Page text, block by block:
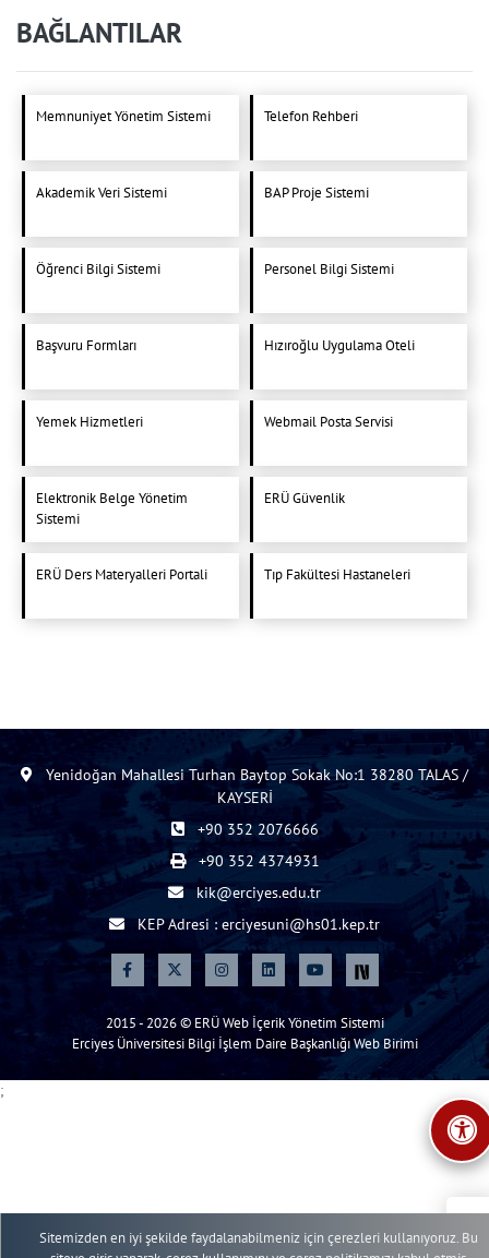
BAĞLANTILAR
Memnuniyet Yönetim Sistemi Telefon Rehberi
Akademik Veri Sistemi BAP Proje Sistemi
Öğrenci Bilgi Sistemi Personel Bilgi Sistemi
Başvuru Formları Hızıroğlu Uygulama Oteli
Yemek Hizmetleri Webmail Posta Servisi
Elektronik Belge Yönetim
Sistemi
ERÜ Güvenlik
ERÜ Ders Materyalleri Portali Tıp Fakültesi Hastaneleri
Yenidoğan Mahallesi Turhan Baytop Sokak No:1 38280 TALAS /
KAYSERİ
+90 352 2076666
+90 352 4374931
kik@erciyes.edu.tr
KEP Adresi : erciyesuni@hs01.kep.tr
2015 - 2026 © ERÜ Web İçerik Yönetim Sistemi
Erciyes Üniversitesi Bilgi İşlem Daire Başkanlığı Web Birimi
Sitemizden en iyi şekilde faydalanabilmeniz için çerezleri kullanıyoruz. Bu
;